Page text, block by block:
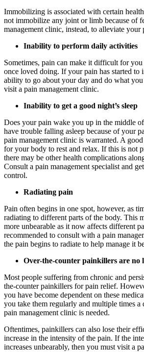
Immobilizing is associated with certain
not immobilize any joint or limb because of
management clinic, instead, to alleviate your
Inability to perform daily activities
Sometimes, pain can make it difficult for
once loved doing. If your pain has started to
ability to go about your day and do what
visit a pain management clinic.
Inability to get a good night’s sleep
Does your pain wake you up in the middle
have trouble falling asleep because of your
pain management clinic is warranted. A good
for your body to rest and relax. If this is not
there may be other health complications
Consult a pain management specialist and
control.
Radiating pain
Pain often begins in one spot, however, as
radiating to different parts of the body. This
more unbearable as it now affects different
recommended to consult with a pain
the pain begins to radiate to help manage it
Over-the-counter painkillers are no
Most people suffering from chronic and
the-counter painkillers for pain relief.
you have become dependent on these
you take them regularly and multiple times a
pain management clinic is needed.
Oftentimes, painkillers can also lose their
increase in the intensity of the pain. If the
increases unbearably, then you must visit a